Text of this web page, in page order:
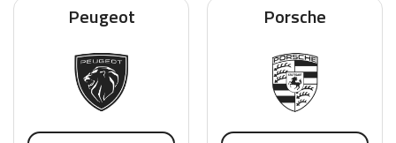
Peugeot Porsche